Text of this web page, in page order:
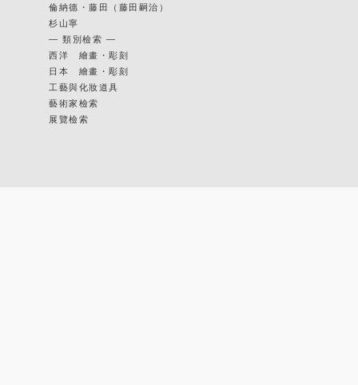
倫納德・藤田（藤田嗣治）
杉山寧
— 類別檢索 —
西洋 繪畫・彫刻
日本 繪畫・彫刻
工藝與化妝道具
藝術家檢索
展覽檢索